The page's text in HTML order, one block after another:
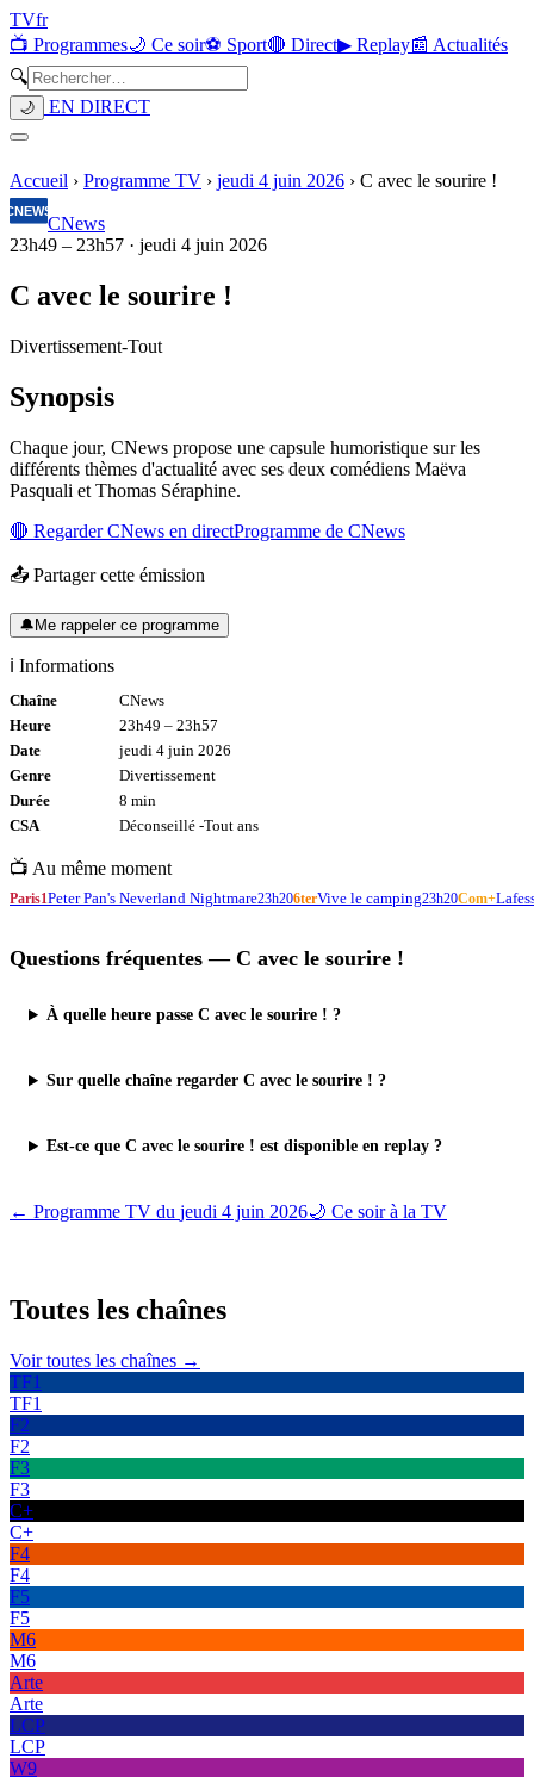
TVfr
📺 Programmes🌙 Ce soir⚽ Sport🔴 Direct▶ Replay📰 Actualités
🔍
🌙 EN DIRECT
Accueil › Programme TV › jeudi 4 juin 2026 › C avec le sourire !
CNews
23h49 – 23h57 · jeudi 4 juin 2026
C avec le sourire !
Divertissement-Tout
Synopsis
Chaque jour, CNews propose une capsule humoristique sur les
différents thèmes d'actualité avec ses deux comédiens Maëva
Pasquali et Thomas Séraphine.
🔴 RegarderCNews en directProgramme de CNews
📤 Partager cette émission
🔔Me rappeler ce programme
ℹ️ Informations
Chaîne
CNews
Heure
23h49 – 23h57
Date
jeudi 4 juin 2026
Genre
Divertissement
Durée
8 min
CSA
Déconseillé -Tout ans
📺 Au même moment
Paris1Peter Pan's Neverland Nightmare23h206terVive le camping23h20Com+
Questions fréquentes — C avec le sourire !
À quelle heure passe C avec le sourire ! ?
Sur quelle chaîne regarder C avec le sourire ! ?
Est-ce que C avec le sourire ! est disponible en replay ?
← Programme TV du jeudi 4 juin 2026🌙 Ce soir à la TV
Toutes les chaînes
Voir toutes les chaînes →
TF1
TF1
F2
F2
F3
F3
C+
C+
F4
F4
F5
F5
M6
M6
Arte
Arte
LCP
LCP
W9